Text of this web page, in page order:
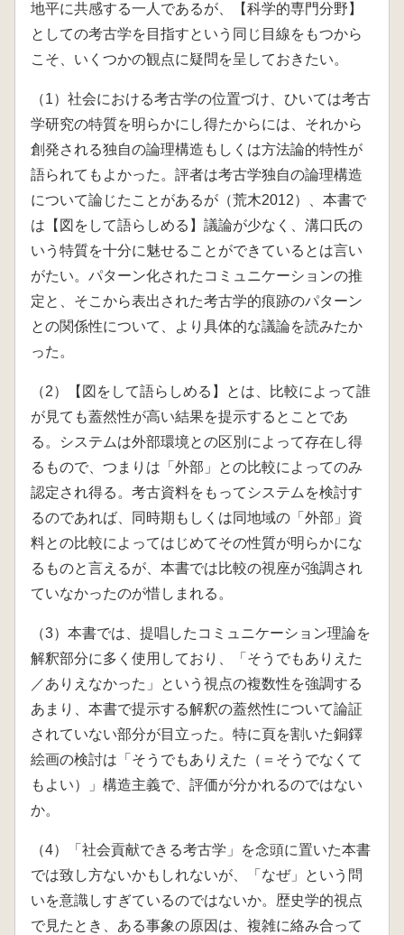
地平に共感する一人であるが、【科学的専門分野】
としての考古学を目指すという同じ目線をもつから
こそ、いくつかの観点に疑問を呈しておきたい。
（1）社会における考古学の位置づけ、ひいては考古
学研究の特質を明らかにし得たからには、それから
創発される独自の論理構造もしくは方法論的特性が
語られてもよかった。評者は考古学独自の論理構造
について論じたことがあるが（荒木2012）、本書で
は【図をして語らしめる】議論が少なく、溝口氏の
いう特質を十分に魅せることができているとは言い
がたい。パターン化されたコミュニケーションの推
定と、そこから表出された考古学的痕跡のパターン
との関係性について、より具体的な議論を読みたか
った。
（2）【図をして語らしめる】とは、比較によって誰
が見ても蓋然性が高い結果を提示するとことであ
る。システムは外部環境との区別によって存在し得
るもので、つまりは「外部」との比較によってのみ
認定され得る。考古資料をもってシステムを検討す
るのであれば、同時期もしくは同地域の「外部」資
料との比較によってはじめてその性質が明らかにな
るものと言えるが、本書では比較の視座が強調され
ていなかったのが惜しまれる。
（3）本書では、提唱したコミュニケーション理論を
解釈部分に多く使用しており、「そうでもありえた
／ありえなかった」という視点の複数性を強調する
あまり、本書で提示する解釈の蓋然性について論証
されていない部分が目立った。特に頁を割いた銅鐸
絵画の検討は「そうでもありえた（＝そうでなくて
もよい）」構造主義で、評価が分かれるのではない
か。
（4）「社会貢献できる考古学」を念頭に置いた本書
では致し方ないかもしれないが、「なぜ」という問
いを意識しすぎているのではないか。歴史学的視点
で見たとき、ある事象の原因は、複雑に絡み合って